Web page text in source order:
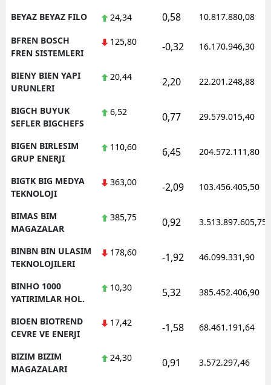
BEYAZ BEYAZ FILO 24,34 0,58 10.817.880,08
BFREN BOSCH
FREN SISTEMLERI
125,80 -0,32 16.170.946,30
BIENY BIEN YAPI
URUNLERI
20,44 2,20 22.201.248,88
BIGCH BUYUK
SEFLER BIGCHEFS
6,52 0,77 29.579.015,40
BIGEN BIRLESIM
GRUP ENERJI
110,60 6,45 204.572.111,80
BIGTK BIG MEDYA
TEKNOLOJI
363,00 -2,09 103.456.405,50
BIMAS BIM
MAGAZALAR
385,75 0,92 3.513.897.605,75
BINBN BIN ULASIM
TEKNOLOJILERI
178,60 -1,92 46.099.331,90
BINHO 1000
YATIRIMLAR HOL.
10,30 5,32 385.452.406,90
BIOEN BIOTREND
CEVRE VE ENERJI
17,42 -1,58 68.461.191,64
BIZIM BIZIM
MAGAZALARI
24,30 0,91 3.572.297,46